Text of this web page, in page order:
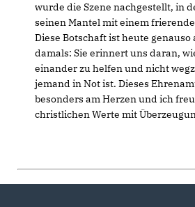
wurde die Szene nachgestellt, in
seinen Mantel mit einem
Diese Botschaft ist heute genauso
damals: Sie erinnert uns daran,
einander zu helfen und nicht
jemand in Not ist. Dieses
besonders am Herzen und ich
christlichen Werte mit